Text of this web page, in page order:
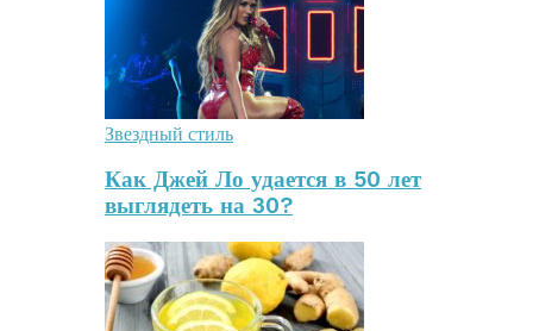
Звездный стиль
Как Джей Ло удается в 50 лет
выглядеть на 30?